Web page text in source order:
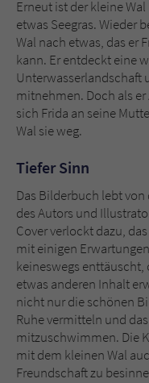
Erneut ist der kleine
etwas Seegras. Wieder
Wal nach etwas, das er
kann. Er entdeckt eine
Unterwasserlandschaft
mitnehmen. Doch als
sich Frida an seine
Wal sie weg.
Tiefer Sinn
Das Bilderbuch lebt
des Autors und
Cover verlockt dazu,
mit einigen
keineswegs
etwas anderen Inhalt
nicht nur die schönen
Ruhe vermitteln und
mitzuschwimmen. Die
mit dem kleinen Wal
Freundschaft zu